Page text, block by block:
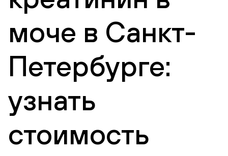
моче в Санкт-
Петербурге:
узнать
стоимость